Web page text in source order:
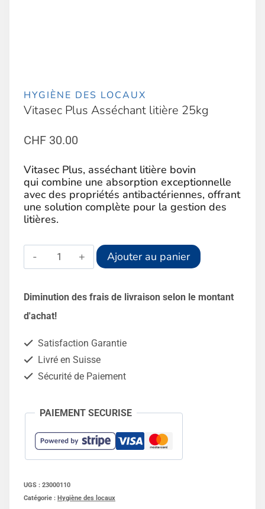
HYGIÈNE DES LOCAUX
Vitasec Plus Asséchant litière 25kg
CHF 30.00
Vitasec Plus, asséchant litière bovin
qui combine une absorption exceptionnelle
avec des propriétés antibactériennes, offrant
une solution complète pour la gestion des
litières.
quantité
de
Vitasec
Plus
litière
Ajouter au panier
Diminution des frais de livraison selon le montant
d'achat!
Satisfaction Garantie
Livré en Suisse
Sécurité de Paiement
PAIEMENT SECURISE
UGS : 23000110
Catégorie : Hygiène des locaux